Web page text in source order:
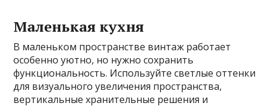
Маленькая кухня
В маленьком пространстве винтаж работает
особенно уютно, но нужно сохранить
функциональность. Используйте светлые оттенки
для визуального увеличения пространства,
вертикальные хранительные решения и